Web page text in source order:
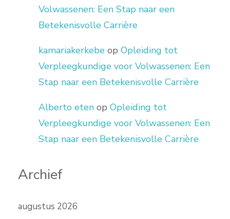
Volwassenen: Een Stap naar een
Betekenisvolle Carrière
kamariakerkebe op Opleiding tot
Verpleegkundige voor Volwassenen: Een
Stap naar een Betekenisvolle Carrière
Alberto eten op Opleiding tot
Verpleegkundige voor Volwassenen: Een
Stap naar een Betekenisvolle Carrière
Archief
augustus 2026